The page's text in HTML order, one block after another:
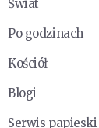
Świat
Po godzinach
Kościół
Blogi
Serwis papieski